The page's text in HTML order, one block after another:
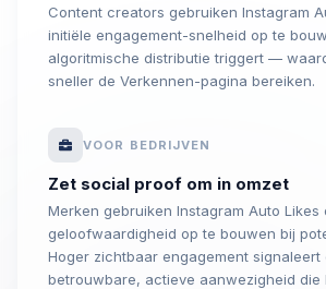
Content creators gebruiken Instagram
initiële engagement-snelheid op te
algoritmische distributie triggert —
sneller de Verkennen-pagina bereiken.
VOOR BEDRIJVEN
Zet social proof om in omzet
Merken gebruiken Instagram Auto Likes
geloofwaardigheid op te bouwen bij
Hoger zichtbaar engagement signaleert
betrouwbare, actieve aanwezigheid die